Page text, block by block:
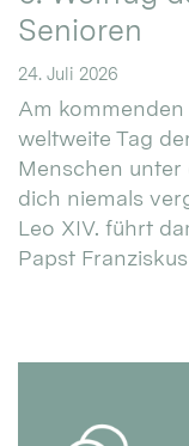
Senioren
24. Juli 2026
Am
weltweite Tag
Menschen unter
dich niemals
Leo XIV. führt
Papst